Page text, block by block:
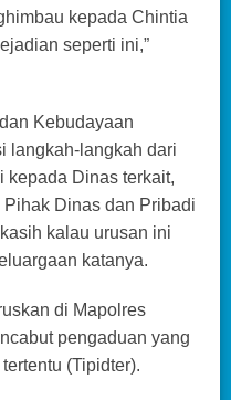
kepada Chintia
seperti ini,”
Kebudayaan
langkah-langkah dari
kepada Dinas terkait,
Dinas dan Pribadi
kalau urusan ini
katanya.
di Mapolres
pengaduan yang
(Tipidter).